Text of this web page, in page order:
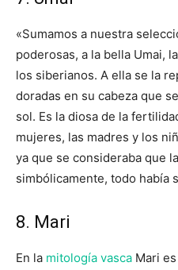
«Sumamos a nuestra
poderosas, a la bella Umai,
los siberianos. A ella se la
doradas en su cabeza que
sol. Es la diosa de la
mujeres, las madres y los
ya que se consideraba que
simbólicamente, todo había
8. Mari
En la mitología vasca Mari